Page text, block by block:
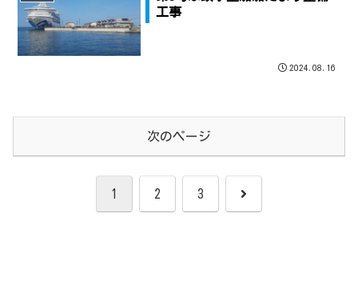
工事
2024.08.16
次のページ
1 2 3 次